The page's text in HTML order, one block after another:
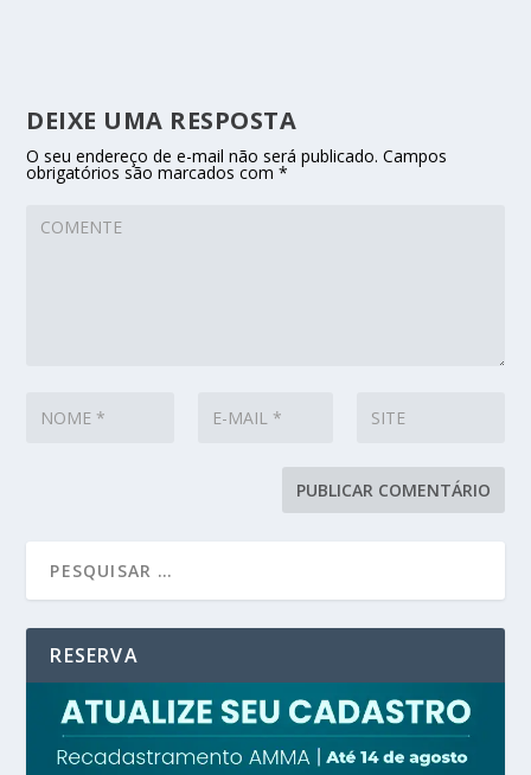
DEIXE UMA RESPOSTA
O seu endereço de e-mail não será publicado. Campos
obrigatórios são marcados com*
RESERVA